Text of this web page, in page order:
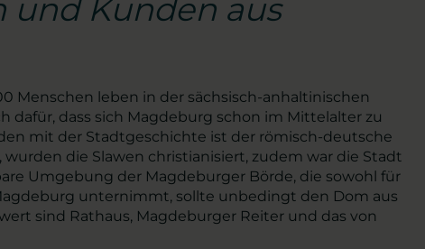
Kunden aus
Menschen leben in der sächsisch-anhaltinischen
dafür, dass sich Magdeburg schon im Mittelalter zu
mit der Stadtgeschichte ist der römisch-deutsche
die Slawen christianisiert, zudem war die Stadt
Umgebung der Magdeburger Börde, die sowohl für
unternimmt, sollte unbedingt den Dom aus
sind Rathaus, Magdeburger Reiter und das von